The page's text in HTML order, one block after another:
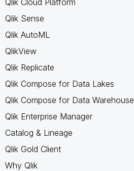
Qlik Sense
Qlik AutoML
QlikView
Qlik Replicate
Qlik Compose for Data Lakes
Qlik Compose for Data Warehouse
Qlik Enterprise Manager
Catalog & Lineage
Qlik Gold Client
Why Qlik